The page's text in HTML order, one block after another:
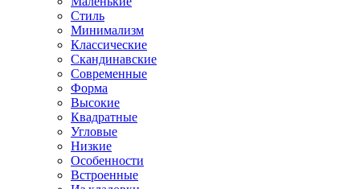
Стиль
Минимализм
Классические
Скандинавские
Современные
Форма
Высокие
Квадратные
Угловые
Низкие
Особенности
Встроенные